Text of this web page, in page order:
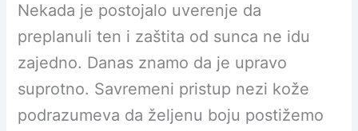
Nekada je postojalo uverenje da
preplanuli ten i zaštita od sunca ne idu
zajedno. Danas znamo da je upravo
suprotno. Savremeni pristup nezi kože
podrazumeva da željenu boju postižemo